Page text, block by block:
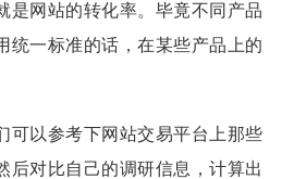
是网站的转化率。毕竟不同产品
统一标准的话，在某些产品上的
可以参考下网站交易平台上那些
后对比自己的调研信息，计算出